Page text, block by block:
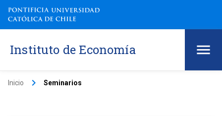
Instituto de Economía
Inicio keyboard_arrow_right Seminarios